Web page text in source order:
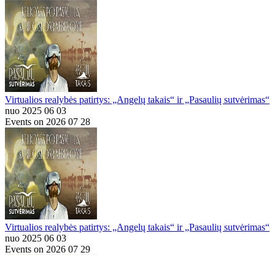
Virtualios realybės patirtys: „Angelų takais“ ir „Pasaulių sutvėrimas“
nuo 2025 06 03
Events on 2026 07 28
Virtualios realybės patirtys: „Angelų takais“ ir „Pasaulių sutvėrimas“
nuo 2025 06 03
Events on 2026 07 29